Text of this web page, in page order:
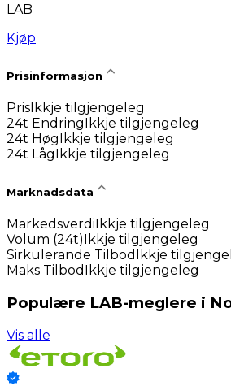
LAB
Kjøp
Prisinformasjon
PrisIkkje tilgjengeleg
24t EndringIkkje tilgjengeleg
24t HøgIkkje tilgjengeleg
24t LågIkkje tilgjengeleg
Marknadsdata
Markedsverdi Ikkje tilgjengeleg
Volum (24t) Ikkje tilgjengeleg
Sirkulerande Tilbod Ikkje
Maks Tilbod Ikkje tilgjengeleg
Populære LAB-meglere i
Vis alle